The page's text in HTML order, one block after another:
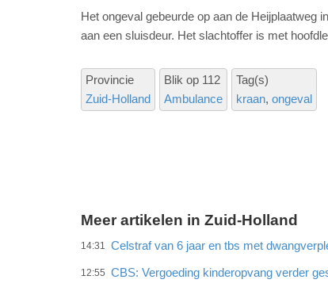
Het ongeval gebeurde op aan de Heijplaatweg
aan een sluisdeur. Het slachtoffer is met
Provincie
Zuid-Holland
Blik op 112
Ambulance
Tag(s)
kraan ongeval
Meer artikelen in Zuid-Holland
14:31 Celstraf van 6 jaar en tbs met
12:55 CBS: Vergoeding kinderopvang verder